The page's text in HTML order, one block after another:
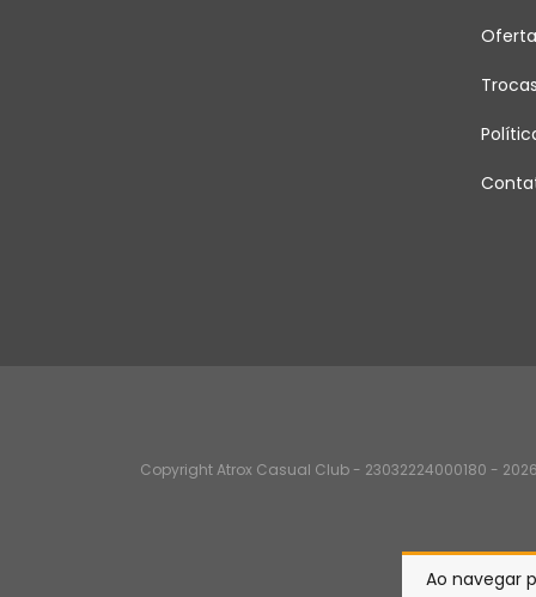
Ao navegar
Copyright Atrox Casual Club - 23032224000180 -